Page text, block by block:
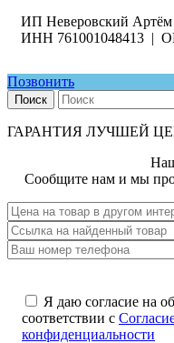
ИП Неверовский
ИНН 761001048413 |
Позвонить
Поиск
ГАРАНТИЯ ЛУЧШЕЙ
Сообщите нам и мы
Я даю согласие на
соответствии с
конфиденциальности